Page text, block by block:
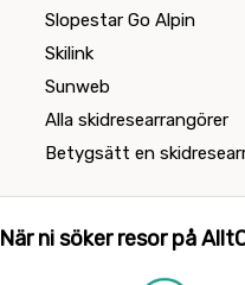
Slopestar Go Alpin
Skilink
Sunweb
Alla skidresearrangörer
Betygsätt en
När ni söker resor på